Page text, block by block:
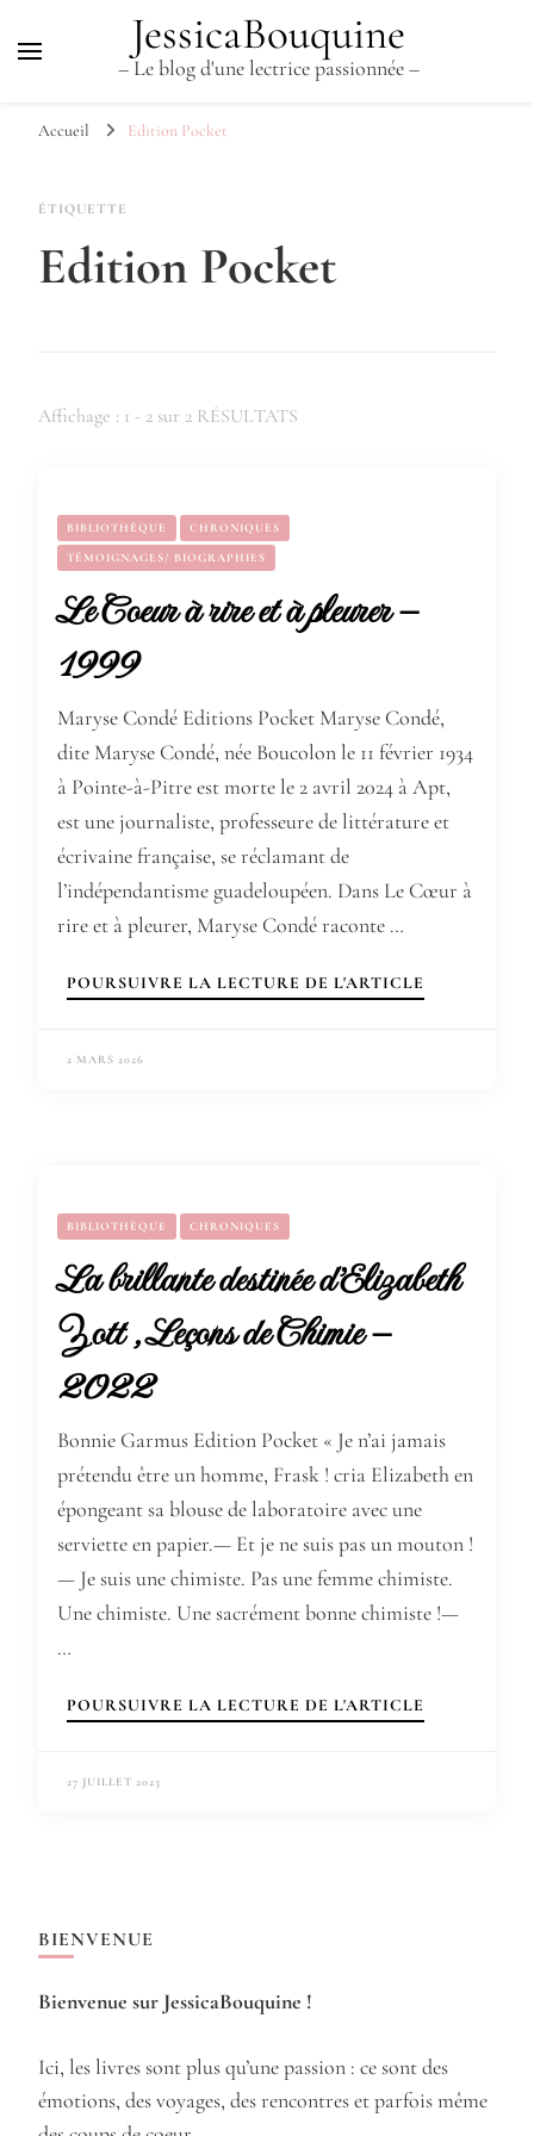
JessicaBouquine
– Le blog d'une lectrice passionnée –
Accueil Edition Pocket
ÉTIQUETTE
Edition Pocket
Affichage : 1 - 2 sur 2 RÉSULTATS
BIBLIOTHÈQUE CHRONIQUES
TÉMOIGNAGES/ BIOGRAPHIES
Le Coeur à rire et à pleurer –
1999
Maryse Condé Editions Pocket Maryse Condé,
dite Maryse Condé, née Boucolon le 11 février 1934
à Pointe-à-Pitre est morte le 2 avril 2024 à Apt,
est une journaliste, professeure de littérature et
écrivaine française, se réclamant de
l’indépendantisme guadeloupéen. Dans Le Cœur à
rire et à pleurer, Maryse Condé raconte …
POURSUIVRE LA LECTURE DE L'ARTICLE
2 MARS 2026
BIBLIOTHÈQUE CHRONIQUES
La brillante destinée d’Elizabeth
Zott , Leçons de Chimie –
2022
Bonnie Garmus Edition Pocket « Je n’ai jamais
prétendu être un homme, Frask ! cria Elizabeth en
épongeant sa blouse de laboratoire avec une
serviette en papier.— Et je ne suis pas un mouton !
— Je suis une chimiste. Pas une femme chimiste.
Une chimiste. Une sacrément bonne chimiste !—
…
POURSUIVRE LA LECTURE DE L'ARTICLE
27 JUILLET 2023
BIENVENUE
Bienvenue sur JessicaBouquine !
Ici, les livres sont plus qu’une passion : ce sont des
émotions, des voyages, des rencontres et parfois même